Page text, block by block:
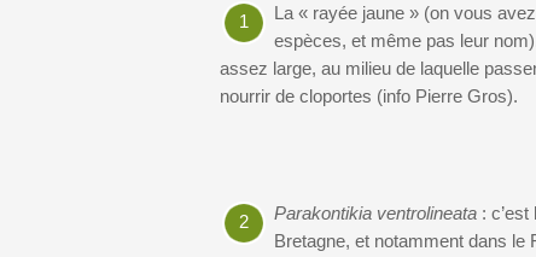
1
La « rayée jaune » (on vous
espèces, et même pas leur
assez large, au milieu de laquelle
nourrir de cloportes (info Pierre Gros).
2 Parakontikia ventrolineata :
Bretagne, et notamment dans le